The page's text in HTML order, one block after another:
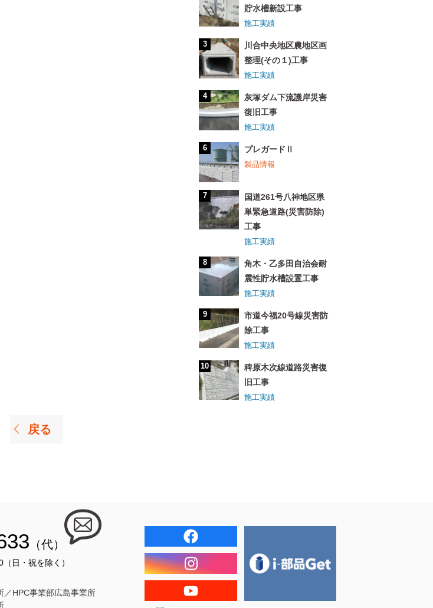
貯水槽新設工事
施工実績
川合中央地区農地区画
整理(その１)工事
施工実績
灰塚ダム下流護岸災害
復旧工事
施工実績
プレガードⅡ
製品情報
国道261号八神地区県
単緊急道路(災害防除)
工事
施工実績
角木・乙多田自治会耐
震性貯水槽設置工事
施工実績
市道今福20号線災害防
除工事
施工実績
稗原木次線道路災害復
旧工事
施工実績
戻る
（代）
日・祝を除く）
／HPC事業部広島事業所